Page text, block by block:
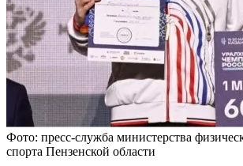
Фото: пресс-служба министерства
спорта Пензенской области